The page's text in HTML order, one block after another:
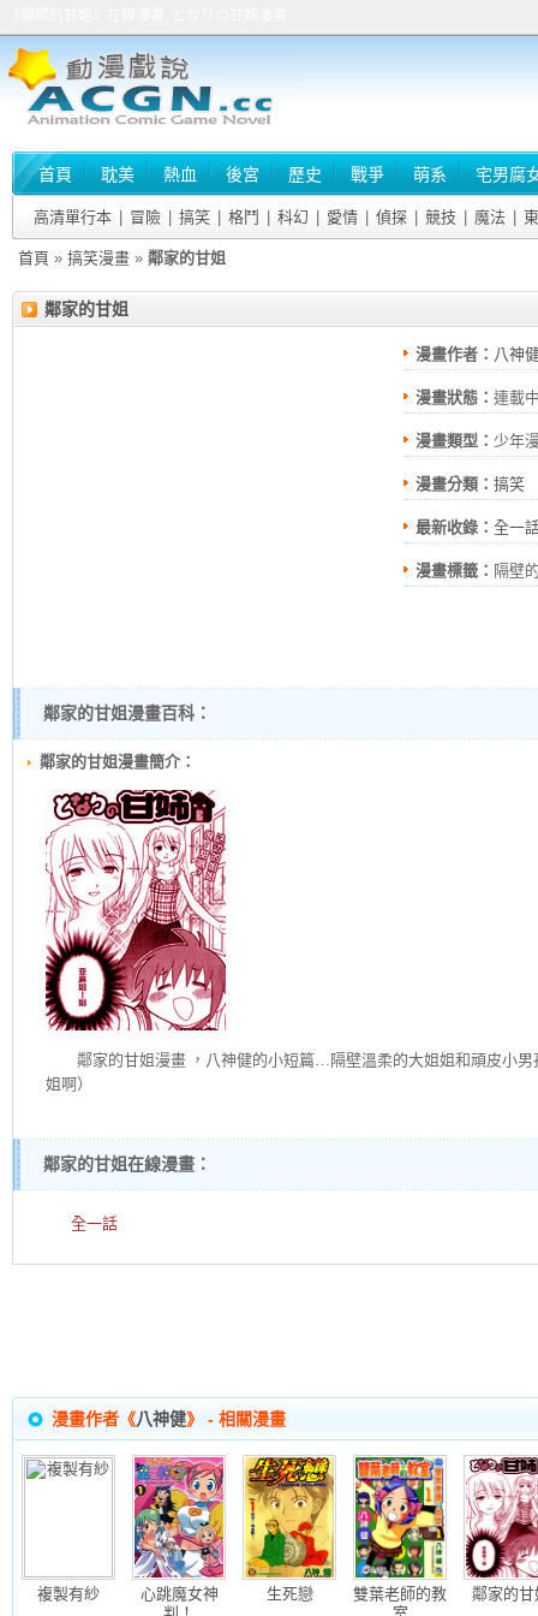
首頁 耽美 熱血 後宮 歷史 戰爭 萌系 宅男腐
高清單行本 冒險 搞笑 格鬥 科幻 愛情 偵探 競技 魔法
首頁 » 搞笑漫畫 » 鄰家的甘姐
鄰家的甘姐
漫畫作者： 八神
漫畫狀態： 連載
漫畫類型： 少年
漫畫分類： 搞笑
最新收錄： 全一
漫畫標籤： 隔壁
鄰家的甘姐漫畫百科：
鄰家的甘姐漫畫簡介：
鄰家的甘姐漫畫 ，八神健的小短篇…隔壁溫柔的大姐姐和頑皮小
姐啊）
鄰家的甘姐在線漫畫：
全一話
漫畫作者《八神健》 - 相關漫畫
複製有紗
心跳魔女神
生死戀
雙葉老師的教
鄰家的甘